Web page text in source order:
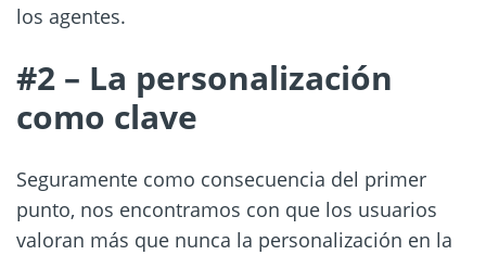
los agentes.
#2 – La personalización
como clave
Seguramente como consecuencia del primer
punto, nos encontramos con que los usuarios
valoran más que nunca la personalización en la